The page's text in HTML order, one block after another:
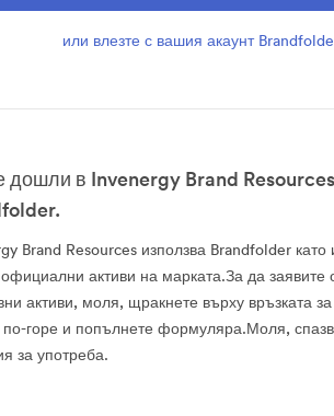
или влезте с вашия акаунт
дошли в Invenergy Brand
Brand Resources използва Brandfolder като
официални активи на марката.За да
активи, моля, щракнете върху връзката за
по-горе и попълнете формуляра.Моля,
за употреба.